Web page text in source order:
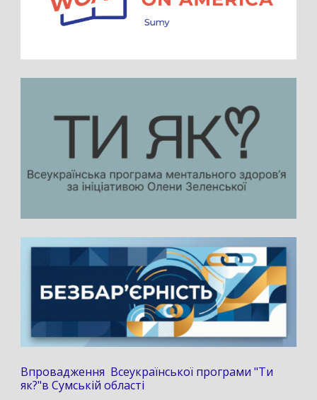
Впровадження Всеукраїнської програми "Ти
як?"в Сумській області